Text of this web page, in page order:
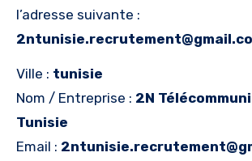
l’adresse suivante :
Ville : tunisie
Nom / Entreprise : 2N
Tunisie
Email :